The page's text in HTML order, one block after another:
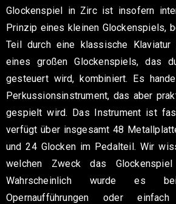
Glockenspiel in Zirc ist insofern
Prinzip eines kleinen Glockenspiels,
Teil durch eine klassische
eines großen Glockenspiels, das
gesteuert wird, kombiniert. Es
Perkussionsinstrument, das aber
gespielt wird. Das Instrument ist
verfügt über insgesamt 48
und 24 Glocken im Pedalteil. Wir
welchen Zweck das
Wahrscheinlich wurde es
Opernaufführungen oder